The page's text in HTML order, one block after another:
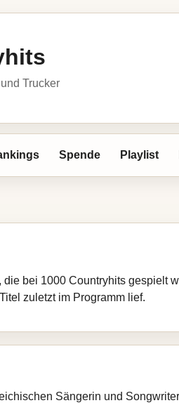
Trucker
Spende Playlist
bei 1000 Countryhits gespielt
zuletzt im Programm lief.
Sängerin und